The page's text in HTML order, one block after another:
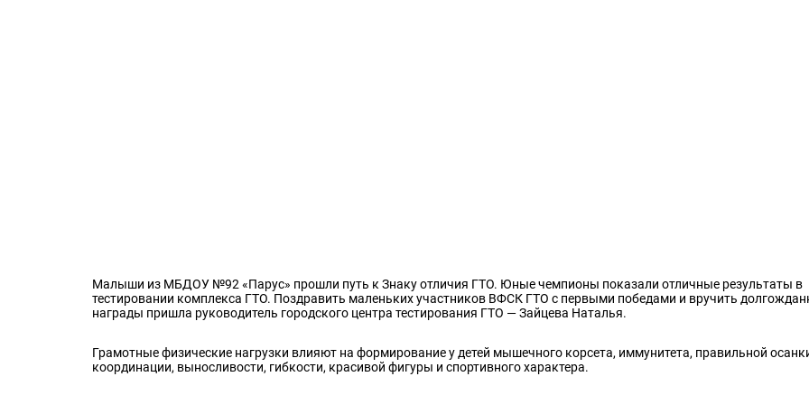
Малыши из МБДОУ №92 «Парус» прошли путь к Знаку отличия ГТО. Юные чемпионы показали отличные результаты в
тестировании комплекса ГТО. Поздравить маленьких участников ВФСК ГТО с первыми победами и вручить
награды пришла руководитель городского центра тестирования ГТО — Зайцева Наталья.
Грамотные физические нагрузки влияют на формирование у детей мышечного корсета, иммунитета, правильной
координации, выносливости, гибкости, красивой фигуры и спортивного характера.